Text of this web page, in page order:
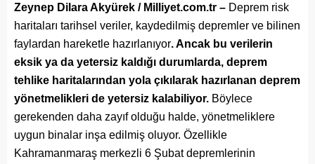
Zeynep Dilara Akyürek / Milliyet.com.tr – Deprem risk
haritaları tarihsel veriler, kaydedilmiş depremler ve bilinen
faylardan hareketle hazırlanıyor. Ancak bu verilerin
eksik ya da yetersiz kaldığı durumlarda, deprem
tehlike haritalarından yola çıkılarak hazırlanan deprem
yönetmelikleri de yetersiz kalabiliyor. Böylece
gerekenden daha zayıf olduğu halde, yönetmeliklere
uygun binalar inşa edilmiş oluyor. Özellikle
Kahramanmaraş merkezli 6 Şubat depremlerinin